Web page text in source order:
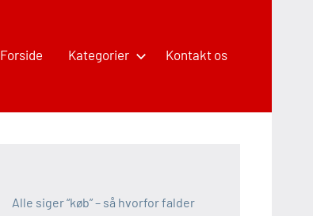
Forside Kategorier Kontakt os
Alle siger “køb” – så hvorfor falder